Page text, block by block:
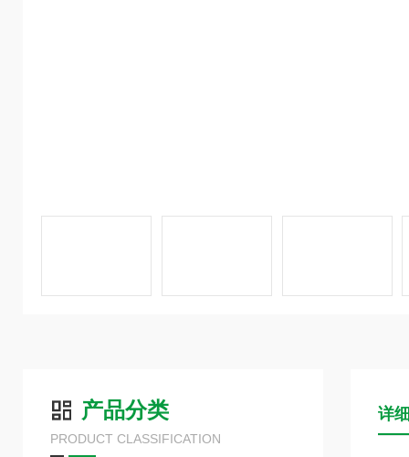
产品分类
PRODUCT CLASSIFICATION
详